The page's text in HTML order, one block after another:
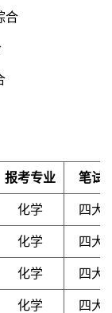
合
报考专业 笔试
化学 四大
化学 四大
化学 四大
化学 四大